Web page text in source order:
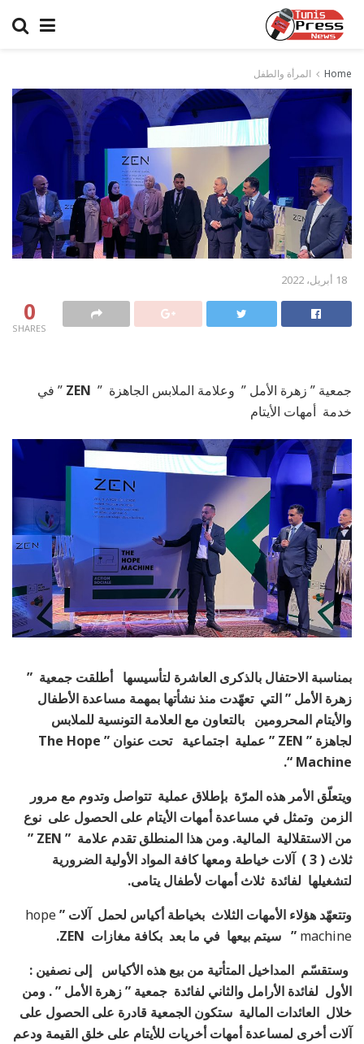
Home المرأة والطفل
18 أبريل، 2022
0
SHARES
جمعية ” زهرة الأمل ” وعلامة الملابس الجاهزة ” ZEN” في
خدمة أمهات الأيتام
بمناسبة الاحتفال بالذكرى العاشرة لتأسيسها أطلقت جمعية ”
زهرة الأمل ” التي تعهّدت منذ نشأتها بمهمة مساعدة الأطفال
والأيتام المحرومين بالتعاون مع العلامة التونسية للملابس
لجاهزة ” ZEN ” عملية اجتماعية تحت عنوان ” The Hope
Machine “.
ويتعلّق الأمر هذه المرّة بإطلاق عملية تتواصل وتدوم مع مرور
الزمن وتمثل في مساعدة أمهات الأيتام على الحصول على نوع
من الاستقلالية المالية. ومن هذا المنطلق تقدم علامة ” ZEN ”
ثلاث ( 3 ) آلات خياطة ومعها كافة المواد الأولية الضرورية
لتشغيلها لفائدة ثلاث أمهات لأطفال يتامى.
وتتعهّد هؤلاء الأمهات الثلاث بخياطة أكياس لحمل آلات ”hope
machine” سيتم بيعها في ما بعد بكافة مغازات ZEN.
وستقسّم المداخيل المتأتية من بيع هذه الأكياس إلى نصفين :
الأول لفائدة الأرامل والثاني لفائدة جمعية ” زهرة الأمل ” . ومن
خلال العائدات المالية ستكون الجمعية قادرة على الحصول على
آلات أخرى لمساعدة أمهات أخريات للأيتام على خلق القيمة ودعم